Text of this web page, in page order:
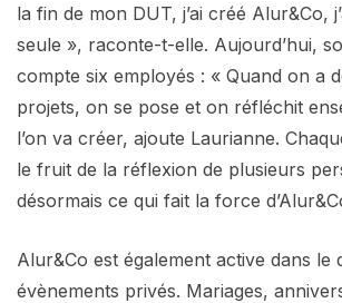
la fin de mon DUT, j’ai créé Alur&Co,
seule », raconte-t-elle. Aujourd’hui,
compte six employés : « Quand on a
projets, on se pose et on réfléchit
l’on va créer, ajoute Laurianne.
le fruit de la réflexion de plusieurs
désormais ce qui fait la force
Alur&Co est également active dans le
évènements privés. Mariages,